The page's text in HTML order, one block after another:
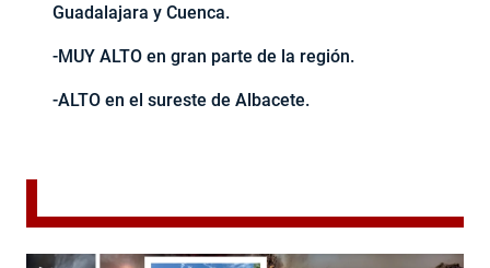
Guadalajara y Cuenca.
-MUY ALTO en gran parte de la región.
-ALTO en el sureste de Albacete.